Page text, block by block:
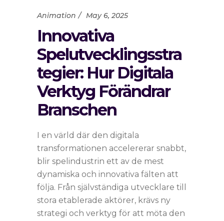
Animation May 6, 2025
Innovativa
Spelutvecklingsstra
tegier: Hur Digitala
Verktyg Förändrar
Branschen
I en värld där den digitala
transformationen accelererar snabbt,
blir spelindustrin ett av de mest
dynamiska och innovativa fälten att
följa. Från självständiga utvecklare till
stora etablerade aktörer, krävs ny
strategi och verktyg för att möta den